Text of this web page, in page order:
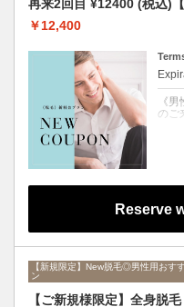
えな
最先
く保
利用
※必
店く
再来2回目 ¥12400 (税込)
￥12,400
《
のご
さら
どう
もず
当店
太く
ド
く保
Reserve
【新規限定】New脱毛◎男性用おす
ン
【ご新規様限定】全身脱